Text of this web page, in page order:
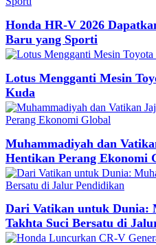
Honda HR-V 2026
Baru yang Sporti
Lotus Mengganti Mesin
Kuda
Muhammadiyah dan
Hentikan Perang Ekonomi
Dari Vatikan untuk Dunia:
Takhta Suci Bersatu di